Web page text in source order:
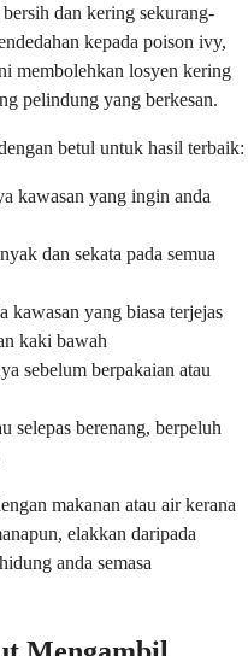
dan kering sekurang-
kepada poison ivy,
membolehkan losyen kering
pelindung yang berkesan.
betul untuk hasil terbaik:
kawasan yang ingin anda
dan sekata pada semua
kawasan yang biasa terjejas
kaki bawah
sebelum berpakaian atau
selepas berenang, berpeluh
makanan atau air kerana
elakkan daripada
anda semasa